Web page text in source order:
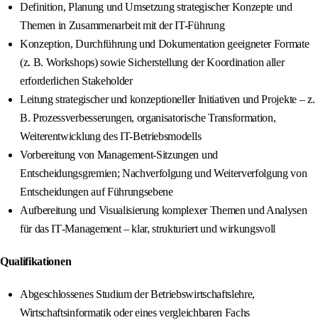
Definition, Planung und Umsetzung strategischer Konzepte und
Themen in Zusammenarbeit mit der IT-Führung
Konzeption, Durchführung und Dokumentation geeigneter Formate
(z. B. Workshops) sowie Sicherstellung der Koordination aller
erforderlichen Stakeholder
Leitung strategischer und konzeptioneller Initiativen und Projekte – z.
B. Prozessverbesserungen, organisatorische Transformation,
Weiterentwicklung des IT-Betriebsmodells
Vorbereitung von Management‑Sitzungen und
Entscheidungsgremien; Nachverfolgung und Weiterverfolgung von
Entscheidungen auf Führungsebene
Aufbereitung und Visualisierung komplexer Themen und Analysen
für das IT‑Management – klar, strukturiert und wirkungsvoll
Qualifikationen
Abgeschlossenes Studium der Betriebswirtschaftslehre,
Wirtschaftsinformatik oder eines vergleichbaren Fachs